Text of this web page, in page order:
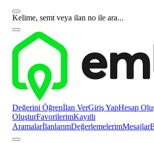
Kelime, semt veya ilan no ile ara...
Değerini Öğrenİlan VerGiriş YapHesap
OluşturFavorilerimKayıtlı
AramalarİlanlarımDeğerlemelerimMesajlar